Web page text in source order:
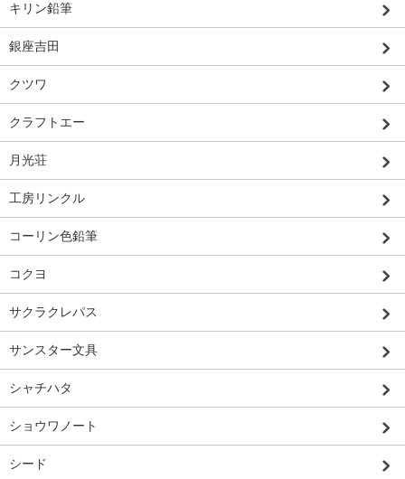
キリン鉛筆
銀座吉田
クツワ
クラフトエー
月光荘
工房リンクル
コーリン色鉛筆
コクヨ
サクラクレパス
サンスター文具
シャチハタ
ショウワノート
シード